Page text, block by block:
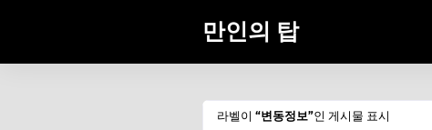
만인의 탑
라벨이 변동정보 인 게시물 표시